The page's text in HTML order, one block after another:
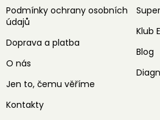
Podmínky ochrany osobních
údajů
Doprava a platba
O nás
Jen to, čemu věříme
Kontakty
Klub
Blog